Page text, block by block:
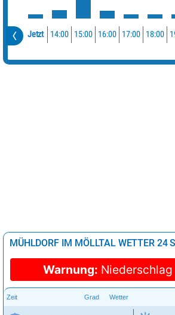
Jetzt 14:00 15:00 16:00 17:00 18:00
MÜHLDORF IM MÖLLTAL WETTER 24
Warnung: Niederschlag
Zeit Grad Wetter